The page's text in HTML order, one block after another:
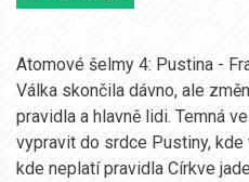
Atomové šelmy 4: Pustina -
Válka skončila dávno, ale
pravidla a hlavně lidi. Temná
vypravit do srdce Pustiny,
kde neplatí pravidla Církve